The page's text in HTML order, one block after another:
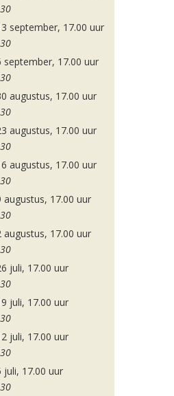
september, 17.00 uur
september, 17.00 uur
augustus, 17.00 uur
augustus, 17.00 uur
augustus, 17.00 uur
augustus, 17.00 uur
augustus, 17.00 uur
juli, 17.00 uur
juli, 17.00 uur
juli, 17.00 uur
juli, 17.00 uur